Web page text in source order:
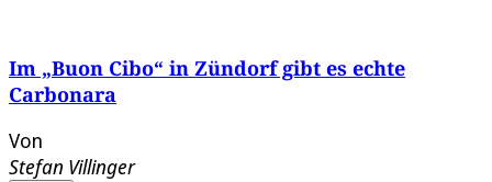
Im „Buon Cibo“ in Zündorf gibt es echte
Carbonara
Von
Stefan Villinger